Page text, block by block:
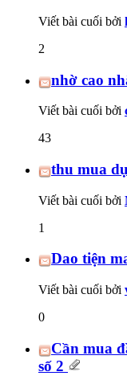
Viết bài cuối bởi
2
nhờ cao
Viết bài cuối bởi
43
thu mua
Viết bài cuối bởi
1
Dao tiện
Viết bài cuối bởi
0
Cần mua
số 2